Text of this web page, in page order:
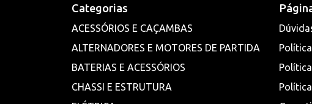
Categorias
ACESSÓRIOS E CAÇAMBAS
ALTERNADORES E MOTORES DE PARTIDA
BATERIAS E ACESSÓRIOS
CHASSI E ESTRUTURA